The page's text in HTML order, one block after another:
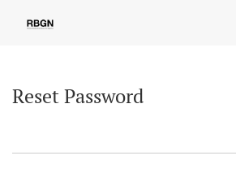
Reset Password